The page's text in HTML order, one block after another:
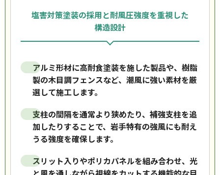
塩害対策塗装の採用と耐風圧強度を重視した
構造設計
アルミ形材に高耐食塗装を施した製品や、樹脂
製の木目調フェンスなど、潮風に強い素材を厳
選して施工します。
支柱の間隔を通常より狭めたり、補強支柱を追
加したりすることで、岩手特有の強風にも耐え
うる強度を確保します。
スリット入りやポリカパネルを組み合わせ、光